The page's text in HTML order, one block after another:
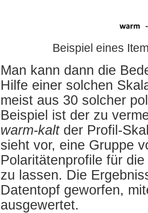
Beispiel eines
Man kann dann die
Hilfe einer solchen
meist aus 30 solcher
Beispiel ist der zu
warm-kaltder Profil-
sieht vor, eine Gruppe
Polaritätenprofile für
zu lassen. Die
Datentopf geworfen,
ausgewertet.